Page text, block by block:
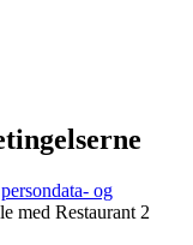
persondata- og
med Restaurant 2